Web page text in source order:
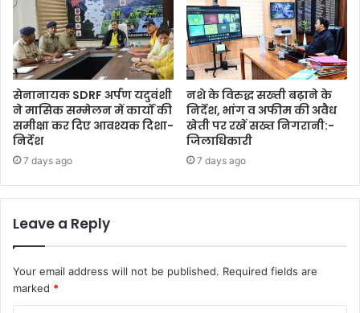
सेनानायक SDRF अर्पण यदुवंशी
ने मासिक सम्मेलन में कार्यों की
समीक्षा कर दिए आवश्यक दिशा-
निर्देश
7 days ago
नशे के विरुद्ध सख्ती बढ़ाने के
निर्देश, भांग व अफीम की अवैध
खेती पर रखें सख्त निगरानी:-
जिलाधिकारी
7 days ago
Leave a Reply
Your email address will not be published. Required fields are
marked *